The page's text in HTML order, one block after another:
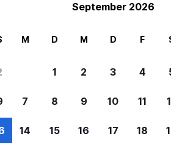
für SWOODOO
September 2026
M D M D F
1 2 3 4
7 8 9 10 11
14 15 16 17 18